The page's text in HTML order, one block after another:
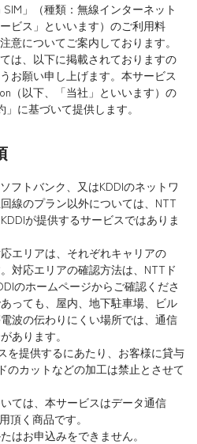
」（種類：無線インターネット
ビス」といいます）のご利用料
意についてご案内しております。
は、以下に掲載されておりますの
お願い申し上げます。本サービス
（以下、「当社」といいます）の
に基づいて提供します。
フトバンク、又はKDDIのネットワ
線のプラン以外については、NTT
が提供するサービスではありま
エリアは、それぞれキャリアの
対応エリアの確認方法は、NTTド
のホームページからご確認くださ
っても、屋内、地下駐車場、ビル
波の伝わりにくい場所では、通信
あります。
を提供するにあたり、お客様に貸与
のカットなどの加工は禁止とさせて
ては、本サービスはデータ通信
頂く商品です。
はお申込みをできません。